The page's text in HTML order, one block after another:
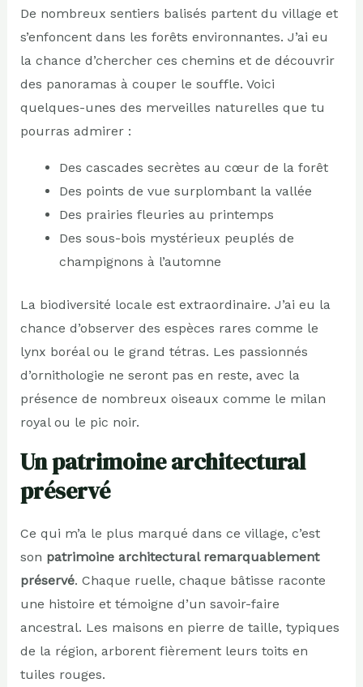
De nombreux sentiers balisés partent du village et
s’enfoncent dans les forêts environnantes. J’ai eu
la chance d’chercher ces chemins et de découvrir
des panoramas à couper le souffle. Voici
quelques-unes des merveilles naturelles que tu
pourras admirer :
Des cascades secrètes au cœur de la forêt
Des points de vue surplombant la vallée
Des prairies fleuries au printemps
Des sous-bois mystérieux peuplés de
champignons à l’automne
La biodiversité locale est extraordinaire. J’ai eu la
chance d’observer des espèces rares comme le
lynx boréal ou le grand tétras. Les passionnés
d’ornithologie ne seront pas en reste, avec la
présence de nombreux oiseaux comme le milan
royal ou le pic noir.
Un patrimoine architectural
préservé
Ce qui m’a le plus marqué dans ce village, c’est
son patrimoine architectural remarquablement
préservé. Chaque ruelle, chaque bâtisse raconte
une histoire et témoigne d’un savoir-faire
ancestral. Les maisons en pierre de taille, typiques
de la région, arborent fièrement leurs toits en
tuiles rouges.